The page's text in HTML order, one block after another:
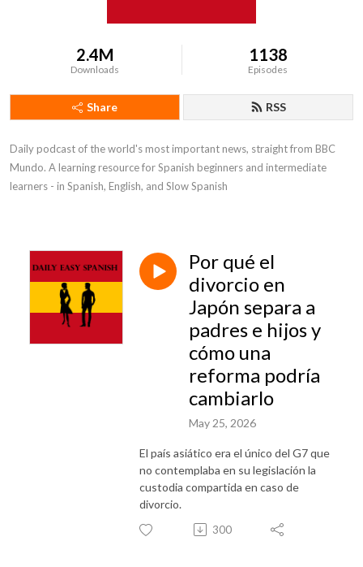
2.4M
Downloads
1138
Episodes
Share RSS
Daily podcast of the world's most important news, straight from BBC
Mundo. A learning resource for Spanish beginners and intermediate
learners - in Spanish, English, and Slow Spanish
Por qué el
divorcio en
Japón separa a
padres e hijos y
cómo una
reforma podría
cambiarlo
May 25, 2026
El país asiático era el único del G7 que
no contemplaba en su legislación la
custodia compartida en caso de
divorcio.
300